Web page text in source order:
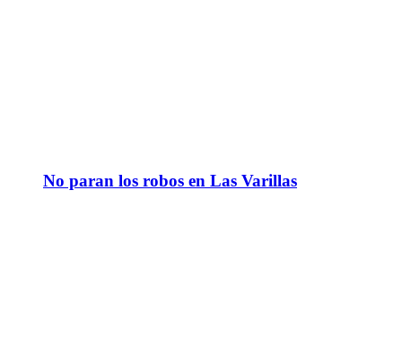
No paran los robos en Las Varillas